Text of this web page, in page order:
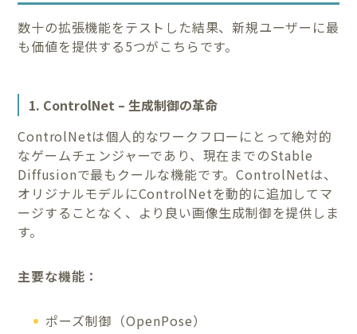
数十の拡張機能をテストした結果、新規ユーザーに最
も価値を提供する5つがこちらです。
1. ControlNet – 生成制御の革命
ControlNetは個人的なワークフローにとって絶対的
なゲームチェンジャーであり、現在までのStable
Diffusionで最もクールな機能です。ControlNetは、
オリジナルモデルにControlNetを動的に追加してマ
ージすることなく、より良い画像生成制御を提供しま
す。
主要な機能：
ポーズ制御（OpenPose）